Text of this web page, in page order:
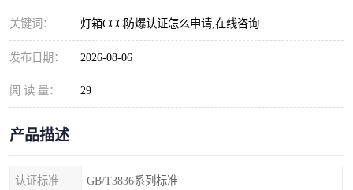
关键词： 灯箱CCC防爆认证怎么申请,在线咨询
发布日期： 2026-08-06
阅 读 量： 29
产品描述
认证标准 GB/T3836系列标准